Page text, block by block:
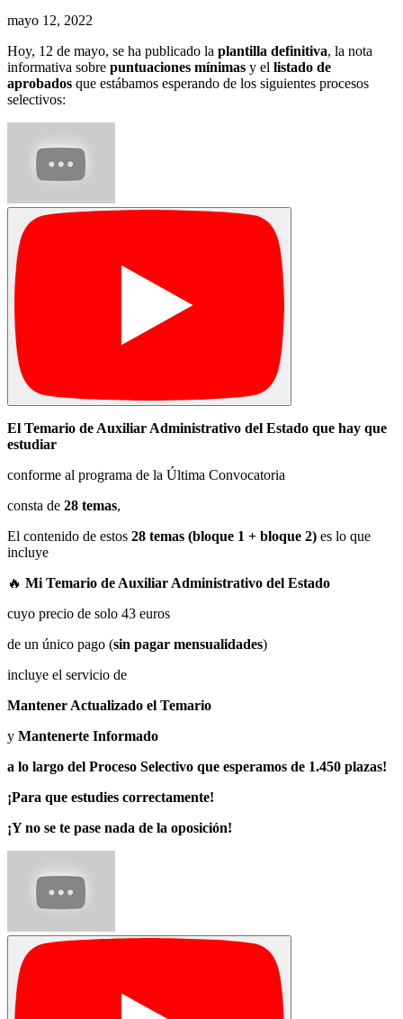
mayo 12, 2022
Hoy, 12 de mayo, se ha publicado la plantilla definitiva, la nota
informativa sobre puntuaciones mínimas y el listado de
aprobados que estábamos esperando de los siguientes procesos
selectivos:
El Temario de Auxiliar Administrativo del Estado que hay que
estudiar
conforme al programa de la Última Convocatoria
consta de 28 temas,
El contenido de estos 28 temas (bloque 1 + bloque 2) es lo que
incluye
🔥 Mi Temario de Auxiliar Administrativo del Estado
cuyo precio de solo 43 euros
de un único pago (sin pagar mensualidades)
incluye el servicio de
Mantener Actualizado el Temario
y Mantenerte Informado
a lo largo del Proceso Selectivo que esperamos de 1.450 plazas!
¡Para que estudies correctamente!
¡Y no se te pase nada de la oposición!